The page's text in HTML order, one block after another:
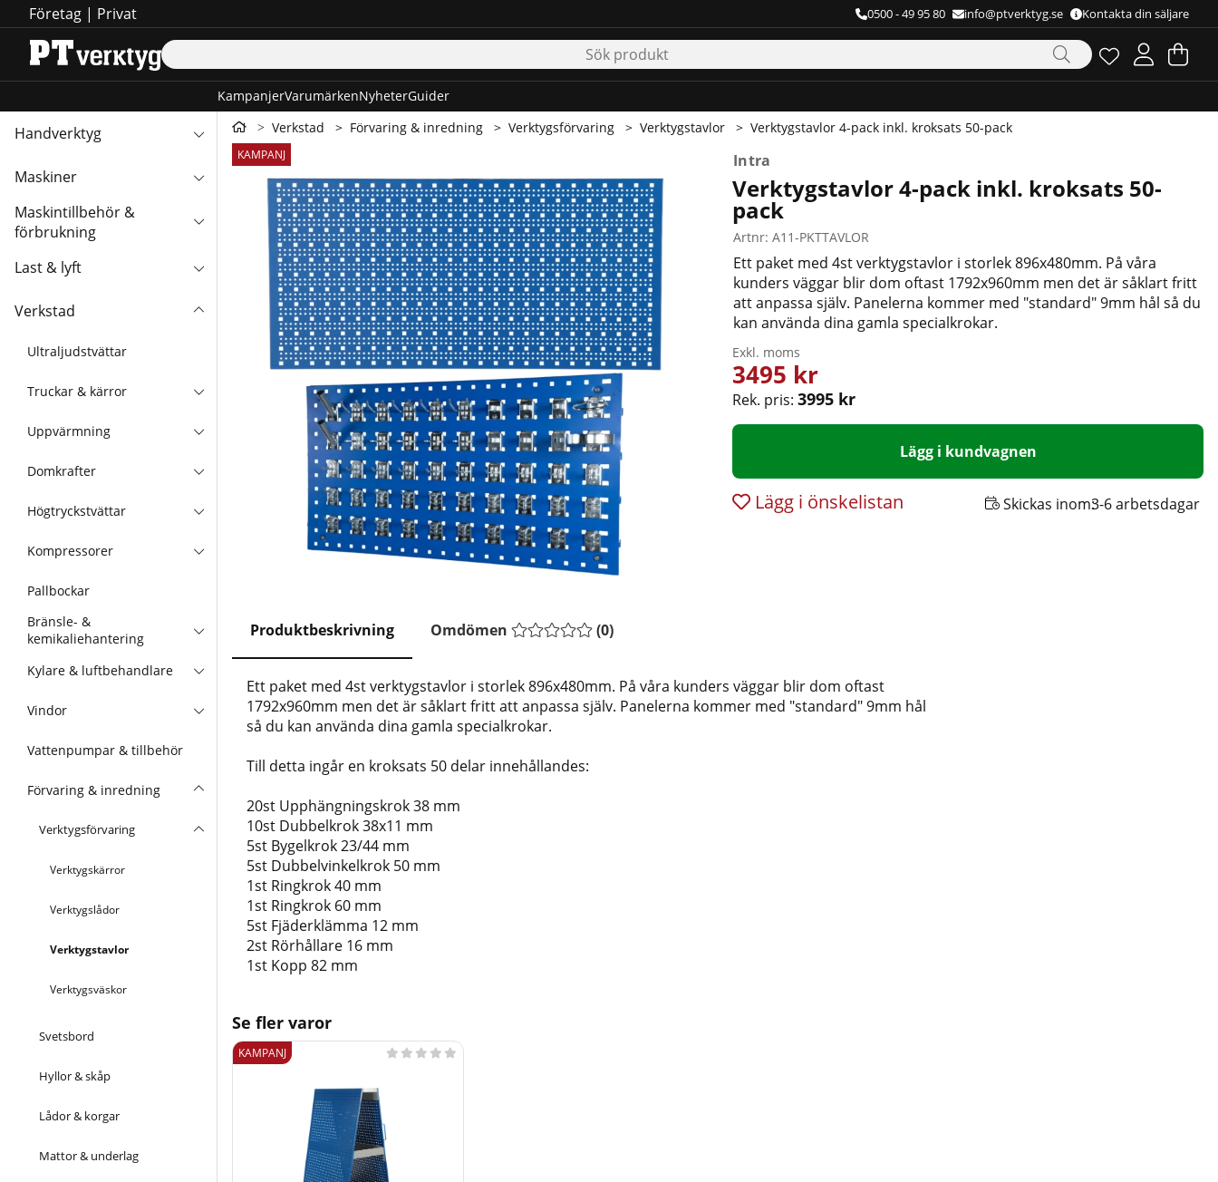
Företag | Privat 0500 - 49 95 80 info@ptverktyg.se Kontakta din säljare
Önskelista
Antal i
.
.
KampanjerVarumärkenNyheterGuider
Handverktyg
Maskiner
Maskintillbehör &
förbrukning
Last & lyft
Verkstad
Ultraljudstvättar
Truckar & kärror
Uppvärmning
Domkrafter
Högtryckstvättar
Kompressorer
Pallbockar
Bränsle- &
kemikaliehantering
Kylare & luftbehandlare
Vindor
Vattenpumpar & tillbehör
Förvaring & inredning
Verktygsförvaring
Verktygskärror
Verktygslådor
Verktygstavlor
Verktygsväskor
Svetsbord
Hyllor & skåp
Lådor & korgar
Mattor & underlag
Verkstad Förvaring & inredning Verktygsförvaring Verktygstavlor Verktygstavlor 4-pack inkl. kroksats 50-pack
KAMPANJ
Produktbilder Verktygstavlor 4-pack inkl. kroksats 50-pack Intra
Verktygstavlor 4-pack inkl. kroksats 50-
pack
Ett paket med 4st verktygstavlor i storlek 896x480mm. På våra
kunders väggar blir dom oftast 1792x960mm men det är såklart fritt
att anpassa själv. Panelerna kommer med "standard" 9mm hål så du
kan använda dina gamla specialkrokar.
Artnr: A11-PKTTAVLOR
Exkl. moms
3495 kr
Rek. pris: 3995 kr
Lägg i kundvagnen
Lägg i önskelistan Skickas inom:3-6 arbetsdagar
Produktbeskrivning Omdömen (0)
Ett paket med 4st verktygstavlor i storlek 896x480mm. På våra kunders väggar blir dom oftast
1792x960mm men det är såklart fritt att anpassa själv. Panelerna kommer med "standard" 9mm hål
så du kan använda dina gamla specialkrokar.
Till detta ingår en kroksats 50 delar innehållandes:
20st Upphängningskrok 38 mm
10st Dubbelkrok 38x11 mm
5st Bygelkrok 23/44 mm
5st Dubbelvinkelkrok 50 mm
1st Ringkrok 40 mm
1st Ringkrok 60 mm
5st Fjäderklämma 12 mm
2st Rörhållare 16 mm
1st Kopp 82 mm
Se fler varor
KAMPANJ     